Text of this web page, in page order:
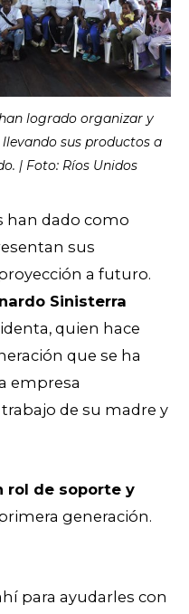
logrado organizar y
sus productos a
| Foto: Ríos Unidos
han dado como
sus
a futuro.
Sinisterra
quien hace
que se ha
empresa
de su madre y
rol de soporte y
generación.
para ayudarles con